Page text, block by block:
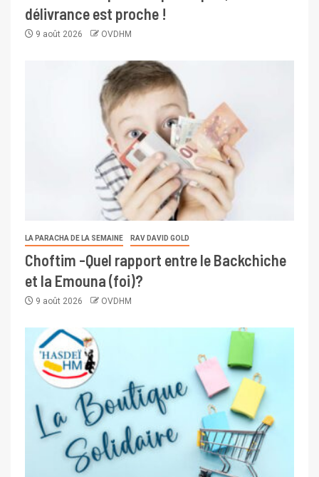
délivrance est proche !
9 août 2026 OVDHM
LA PARACHA DE LA SEMAINE RAV DAVID GOLD
Choftim -Quel rapport entre le Backchiche
et la Emouna (foi)?
9 août 2026 OVDHM